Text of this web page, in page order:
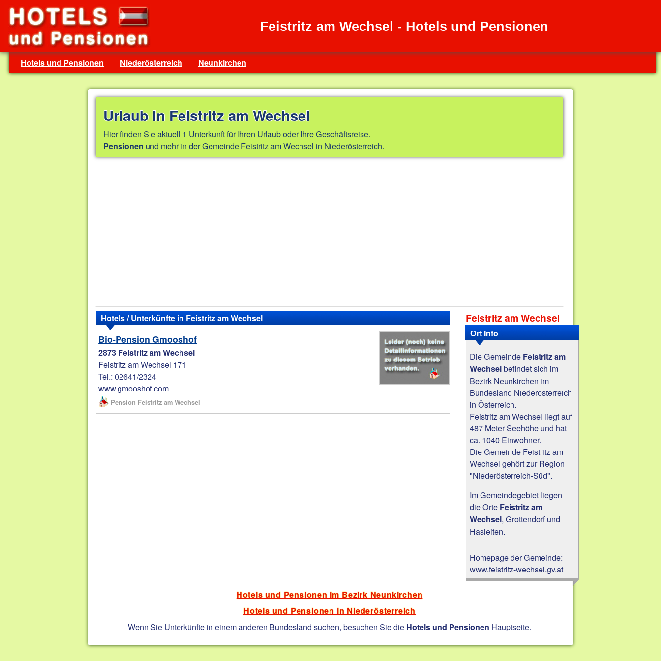
Feistritz am Wechsel - Hotels und Pensionen
Hotels und Pensionen Niederösterreich Neunkirchen
Urlaub in Feistritz am Wechsel
Hier finden Sie aktuell 1 Unterkunft für Ihren Urlaub oder Ihre Geschäftsreise.
Pensionen und mehr in der Gemeinde Feistritz am Wechsel in Niederösterreich.
Hotels / Unterkünfte in Feistritz am Wechsel
Bio-Pension Gmooshof
2873 Feistritz am Wechsel
Feistritz am Wechsel 171
Tel.: 02641/2324
www.gmooshof.com
Pension Feistritz am Wechsel
Feistritz am Wechsel
Ort Info
Die Gemeinde Feistritz am
Wechselbefindet sich im
Bezirk Neunkirchen im
Bundesland Niederösterreich
in Österreich.
Feistritz am Wechsel liegt auf
487 Meter Seehöhe und hat
ca. 1040 Einwohner.
Die Gemeinde Feistritz am
Wechsel gehört zur Region
"Niederösterreich-Süd".
Im Gemeindegebiet liegen
die Orte Feistritz am
Wechsel, Grottendorf und
Hasleiten.
Homepage der Gemeinde:
www.feistritz-wechsel.gv.at
Hotels und Pensionen im Bezirk Neunkirchen
Hotels und Pensionen in Niederösterreich
Wenn Sie Unterkünfte in einem anderen Bundesland suchen, besuchen Sie die Hotels und Pensionen Hauptseite.